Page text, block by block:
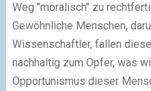
Weg "moralisch" zu
Gewöhnliche Menschen,
Wissenschaftler, fallen
nachhaltig zum Opfer, was
Opportunismus dieser